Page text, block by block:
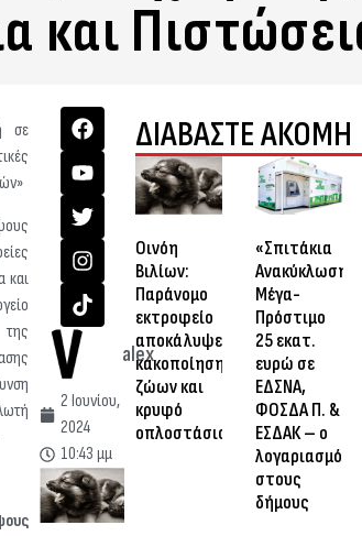
και
σε
και
alex
2 Ιουνίου,
2024
10:43 μμ
ΔΙΑΒΑΣΤΕ ΑΚΟΜΗ
Οινόη
Βιλίων:
Παράνομο
εκτροφείο
αποκάλυψε
κακοποίηση
ζώων και
κρυφό
οπλοστάσιο
«Σπιτάκια
Ανακύκλωσης»:
Μέγα-
Πρόστιμο
25 εκατ.
ευρώ σε
ΕΔΣΝΑ,
ΦΟΣΔΑ Π. &
ΕΣΔΑΚ – ο
λογαριασμός
στους
δήμους